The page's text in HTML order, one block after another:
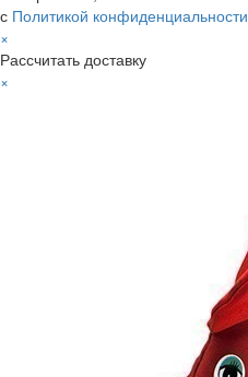
с Политикой конфиденциальности
×
Рассчитать доставку
×